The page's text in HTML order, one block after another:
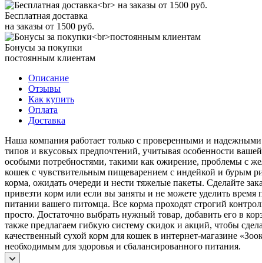
Бесплатная доставка
на заказы от 1500 руб.
Бонусы за покупки
постоянным клиентам
Описание
Отзывы
Как купить
Оплата
Доставка
Наша компания работает только с проверенными и
типов и вкусовых предпочтений, учитывая особенности
особыми потребностями, такими как ожирение, проблемы с
кошек с чувствительным пищеварением с индейкой и бурым
корма, ожидать очереди и нести тяжелые пакеты. Сделайте
привезти корм или если вы заняты и не можете уделить
питании вашего питомца. Все корма проходят строгий
просто. Достаточно выбрать нужный товар, добавить его в
также предлагаем гибкую систему скидок и акций, чтобы
качественный сухой корм для кошек в интернет-магазине
необходимым для здоровья и сбалансированного питания.